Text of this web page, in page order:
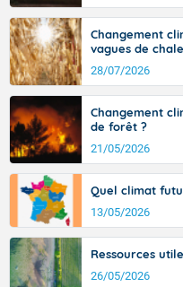
Changement
vagues de
28/07/2026
Changement
de forêt ?
21/05/2026
Quel climat
13/05/2026
Ressources
26/05/2026